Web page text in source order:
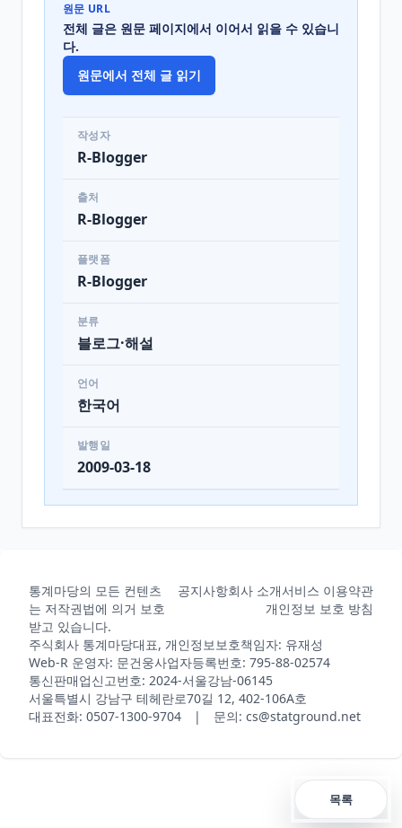
원문 URL
전체 글은 원문 페이지에서 이어서 읽을 수 있습니
다.
원문에서 전체 글 읽기
작성자
R-Blogger
출처
R-Blogger
플랫폼
R-Blogger
분류
블로그·해설
언어
한국어
발행일
2009-03-18
통계마당의 모든 컨텐츠
는 저작권법에 의거 보호
받고 있습니다.
공지사항회사 소개서비스 이용약관
개인정보 보호 방침
주식회사 통계마당대표, 개인정보보호책임자: 유재성
Web-R 운영자: 문건웅사업자등록번호: 795-88-02574
통신판매업신고번호: 2024-서울강남-06145
서울특별시 강남구 테헤란로70길 12, 402-106A호
대표전화: 0507-1300-9704 | 문의: cs@statground.net
목록